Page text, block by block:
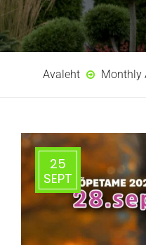
Avaleht Monthly
25
SEPT